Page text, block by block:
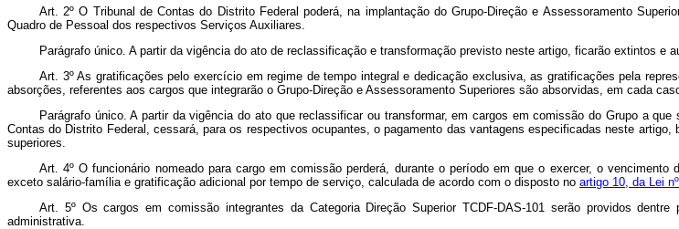
Art. 2º O Tribunal de Contas do Distrito Federal poderá, na implantação do Grupo-Direção e Assessoramento
Quadro de Pessoal dos respectivos Serviços Auxiliares.
Parágrafo único. A partir da vigência do ato de reclassificação e transformação previsto neste artigo, ficarão extintos e
Art. 3º As gratificações pelo exercício em regime de tempo integral e dedicação exclusiva, as gratificações pela
absorções, referentes aos cargos que integrarão o Grupo-Direção e Assessoramento Superiores são absorvidas, em cada
Parágrafo único. A partir da vigência do ato que reclassificar ou transformar, em cargos em comissão do Grupo a
Contas do Distrito Federal, cessará, para os respectivos ocupantes, o pagamento das vantagens especificadas neste
superiores.
Art. 4º O funcionário nomeado para cargo em comissão perderá, durante o período em que o exercer, o
exceto salário-família e gratificação adicional por tempo de serviço, calculada de acordo com o disposto no artigo 10, da Lei
Art. 5º Os cargos em comissão integrantes da Categoria Direção Superior TCDF-DAS-101 serão providos
administrativa.